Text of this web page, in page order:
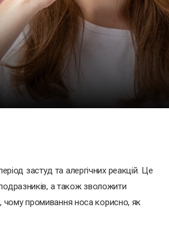
застуд та алергічних реакцій. Це
а також зволожити
чому промивання носа корисно, як